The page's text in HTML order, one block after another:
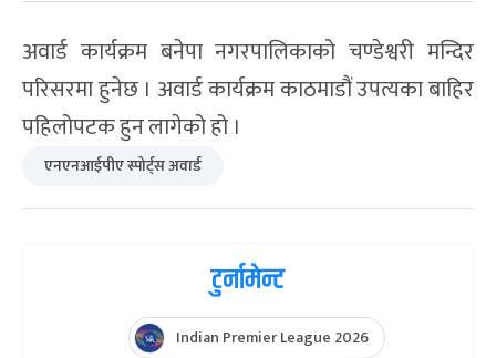
अवार्ड कार्यक्रम बनेपा नगरपालिकाको चण्डेश्वरी मन्दिर
परिसरमा हुनेछ । अवार्ड कार्यक्रम काठमाडौं उपत्यका बाहिर
पहिलोपटक हुन लागेको हो ।
एनएनआईपीए स्पोर्ट्स अवार्ड
टुर्नामेन्ट
Indian Premier League 2026